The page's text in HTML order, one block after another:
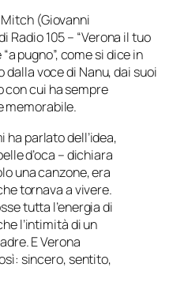
(Giovanni
Radio 105– “Verona il tuo
pugno”, come si dice in
voce di Nanu, dai suoi
cui ha sempre
memorabile.
ha parlato dell’idea,
d’oca – dichiara
una canzone, era
tornava a vivere.
tutta l’energia di
l’intimità di un
E Verona
sincero, sentito,